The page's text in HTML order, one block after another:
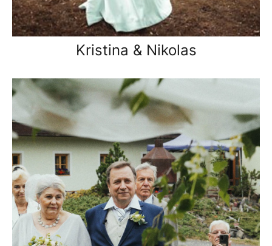
Kristina & Nikolas